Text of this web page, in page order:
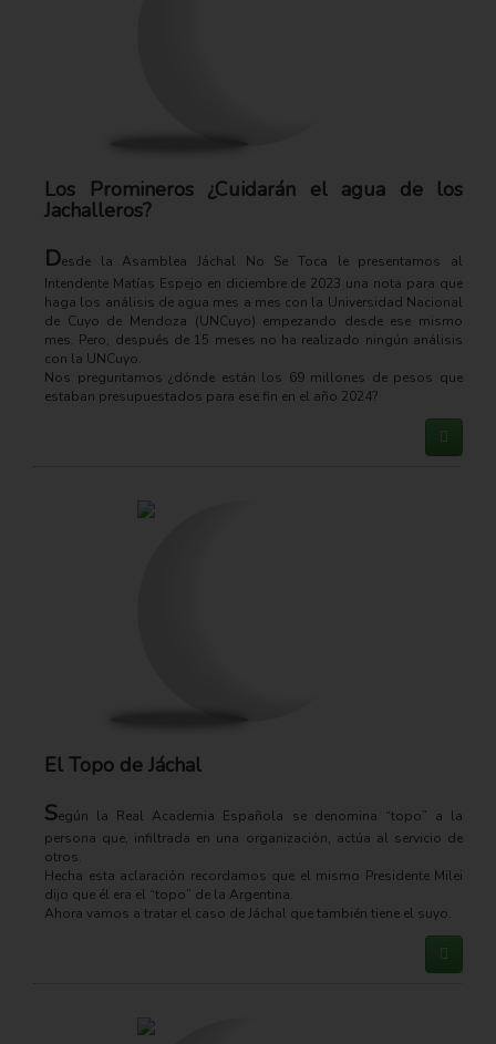
Los Promineros ¿Cuidarán el agua de los
Jachalleros?
Desde la Asamblea Jáchal No Se Toca le presentamos al
Intendente Matías Espejo en diciembre de 2023 una nota para que
haga los análisis de agua mes a mes con la Universidad Nacional
de Cuyo de Mendoza (UNCuyo) empezando desde ese mismo
mes. Pero, después de 15 meses no ha realizado ningún análisis
con la UNCuyo.
Nos preguntamos ¿dónde están los 69 millones de pesos que
estaban presupuestados para ese fin en el año 2024?
El Topo de Jáchal
Según la Real Academia Española se denomina “topo” a la
persona que, infiltrada en una organización, actúa al servicio de
otros.
Hecha esta aclaración recordamos que el mismo Presidente Milei
dijo que él era el “topo” de la Argentina.
Ahora vamos a tratar el caso de Jáchal que también tiene el suyo.